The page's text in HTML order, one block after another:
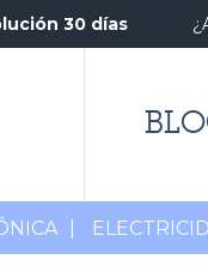
30 días